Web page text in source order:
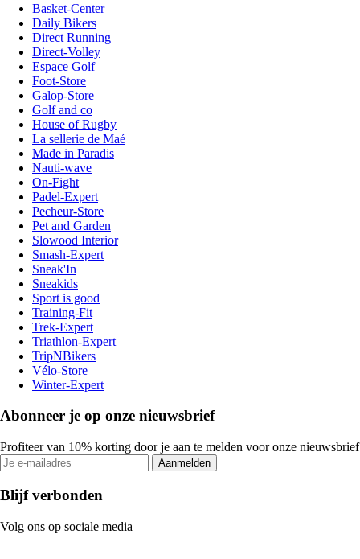
Basket-Center
Daily Bikers
Direct Running
Direct-Volley
Espace Golf
Foot-Store
Galop-Store
Golf and co
House of Rugby
La sellerie de Maé
Made in Paradis
Nauti-wave
On-Fight
Padel-Expert
Pecheur-Store
Pet and Garden
Slowood Interior
Smash-Expert
Sneak'In
Sneakids
Sport is good
Training-Fit
Trek-Expert
Triathlon-Expert
TripNBikers
Vélo-Store
Winter-Expert
Abonneer je op onze nieuwsbrief
Profiteer van 10% korting door je aan te melden voor onze nieuwsbrief
Aanmelden
Blijf verbonden
Volg ons op sociale media